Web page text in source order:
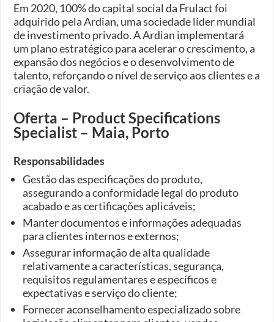
Em 2020, 100% do capital social da Frulact foi
adquirido pela Ardian, uma sociedade líder mundial
de investimento privado. A Ardian implementará
um plano estratégico para acelerar o crescimento, a
expansão dos negócios e o desenvolvimento de
talento, reforçando o nível de serviço aos clientes e a
criação de valor.
Oferta – Product Specifications
Specialist – Maia, Porto
Responsabilidades
Gestão das especificações do produto,
assegurando a conformidade legal do produto
acabado e as certificações aplicáveis;
Manter documentos e informações adequadas
para clientes internos e externos;
Assegurar informação de alta qualidade
relativamente a características, segurança,
requisitos regulamentares e específicos e
expectativas e serviço do cliente;
Fornecer aconselhamento especializado sobre